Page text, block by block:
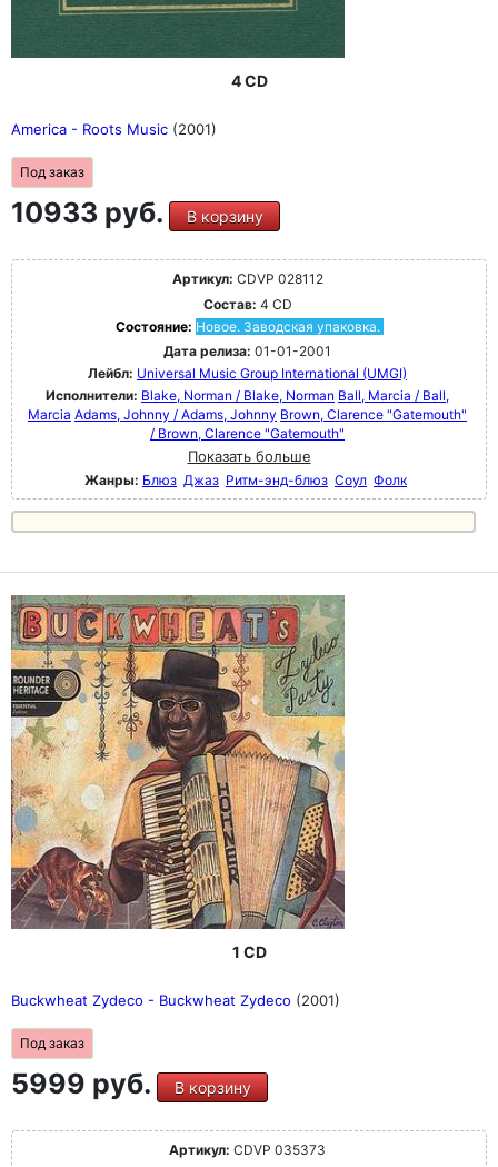
4 CD
America - Roots Music (2001)
Под заказ
10933 руб. В корзину
Артикул: CDVP 028112
Состав: 4 CD
Состояние: Новое. Заводская упаковка.
Дата релиза: 01-01-2001
Лейбл: Universal Music Group International (UMGI)
Исполнители: Blake, Norman / Blake, Norman Ball, Marcia / Ball,
Marcia Adams, Johnny / Adams, Johnny Brown, Clarence "Gatemouth"
/ Brown, Clarence "Gatemouth"
Показать больше
Жанры: Блюз Джаз Ритм-энд-блюз Соул Фолк
1 CD
Buckwheat Zydeco - Buckwheat Zydeco (2001)
Под заказ
5999 руб. В корзину
Артикул: CDVP 035373